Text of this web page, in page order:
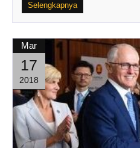
Selengkapnya
Mar
17
2018